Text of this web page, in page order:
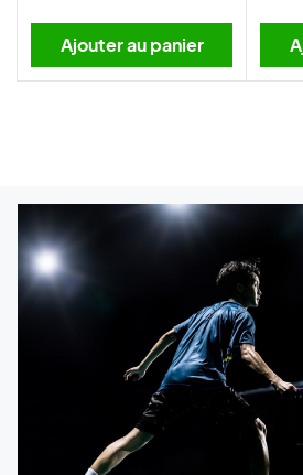
Ajouter au panier